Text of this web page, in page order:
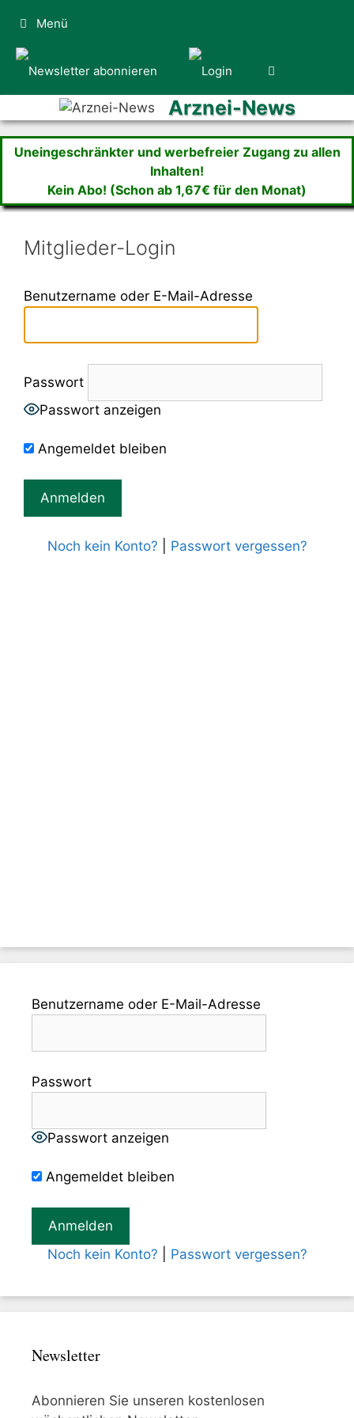
Inhalt
springen
Menü
Arznei-News
Uneingeschränkter und werbefreier Zugang zu allen
Inhalten!
Kein Abo! (Schon ab 1,67€ für den Monat)
Mitglieder-Login
Benutzername oder E-Mail-Adresse
Passwort
Passwort anzeigen
Angemeldet bleiben
Noch kein Konto? Passwort vergessen?
Benutzername oder E-Mail-Adresse
Passwort
Passwort anzeigen
Angemeldet bleiben
Noch kein Konto? Passwort vergessen?
Newsletter
Abonnieren Sie unseren kostenlosen